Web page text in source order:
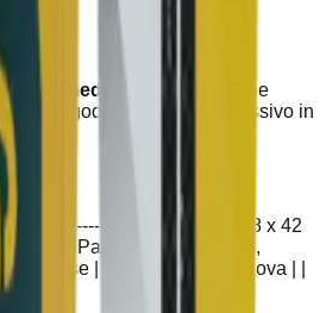
intermedio ad avanzato
che
e godersi un ride aggressivo in
|-----------| | Misure
| 138 x 42
| Paulownia, Carbonio,
incluse | |
| Nuova | |